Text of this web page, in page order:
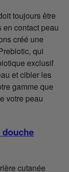
toujours être
en contact peau
créé une
qui
exclusif
et cibler les
gamme que
votre peau
cutanée